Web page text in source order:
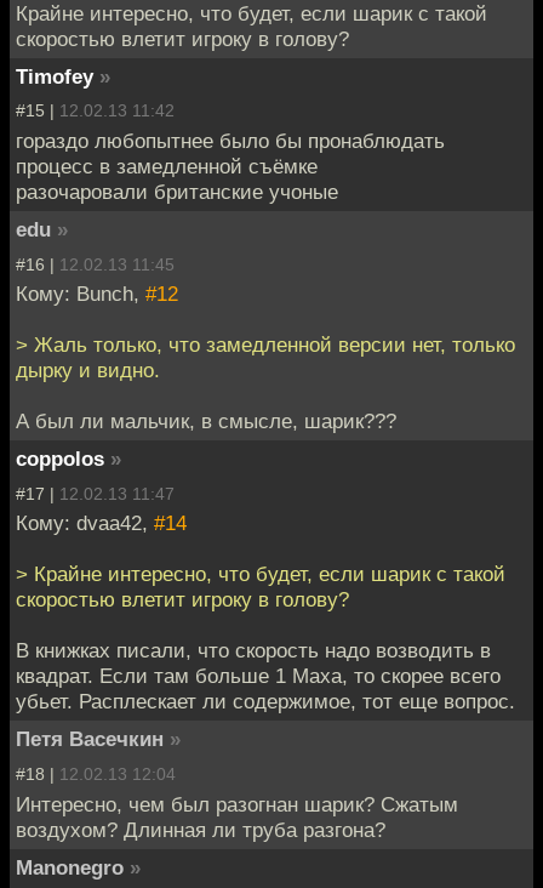
Крайне интересно, что будет, если шарик с такой
скоростью влетит игроку в голову?
Timofey »
#15 | 12.02.13 11:42
гораздо любопытнее было бы пронаблюдать
процесс в замедленной съёмке
разочаровали британские учоные
edu »
#16 | 12.02.13 11:45
Кому: Bunch, #12
> Жаль только, что замедленной версии нет, только
дырку и видно.
А был ли мальчик, в смысле, шарик???
coppolos »
#17 | 12.02.13 11:47
Кому: dvaa42, #14
> Крайне интересно, что будет, если шарик с такой
скоростью влетит игроку в голову?
В книжках писали, что скорость надо возводить в
квадрат. Если там больше 1 Маха, то скорее всего
убьет. Расплескает ли содержимое, тот еще вопрос.
Петя Васечкин »
#18 | 12.02.13 12:04
Интересно, чем был разогнан шарик? Сжатым
воздухом? Длинная ли труба разгона?
Manonegro »